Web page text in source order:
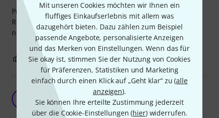
Mit unseren Cookies möchten wir Ihnen ein
fluffiges Einkaufserlebnis mit allem was
dazugehört bieten. Dazu zählen zum Beispiel
passende Angebote, personalisierte Anzeigen
und das Merken von Einstellungen. Wenn das für
Sie okay ist, stimmen Sie der Nutzung von Cookies
für Präferenzen, Statistiken und Marketing
einfach durch einen Klick auf „Geht klar“ zu (alle
anzeigen).
Sie können Ihre erteilte Zustimmung jederzeit
über die Cookie-Einstellungen (hier) widerrufen.
Preis-Leistung stimmt auf jedenfall. Hatte ne handvoll
Rollen auf Vorrat gelegt, so dass der Gaffa-Bedarf der
nächsten Monate gedeckt sein sollte.
0 BEWERTUNG MELDEN
Tolles Tape!
Schrobby 14.04.2023